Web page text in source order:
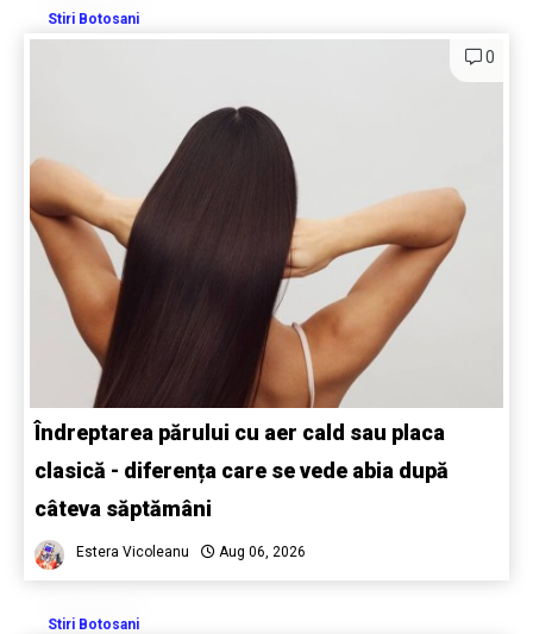
Stiri Botosani
0
Îndreptarea părului cu aer cald sau placa
clasică - diferența care se vede abia după
câteva săptămâni
Estera Vicoleanu Aug 06, 2026
Stiri Botosani